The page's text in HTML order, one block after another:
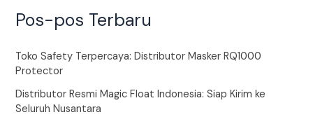
Pos-pos Terbaru
Toko Safety Terpercaya: Distributor Masker RQ1000
Protector
Distributor Resmi Magic Float Indonesia: Siap Kirim ke
Seluruh Nusantara